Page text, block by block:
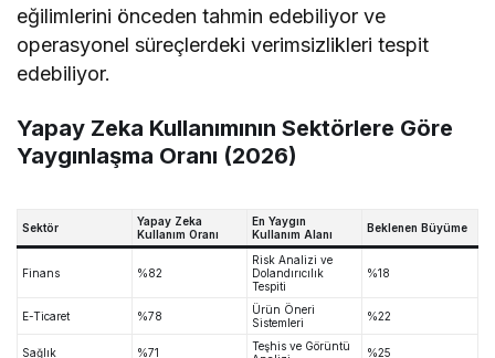
eğilimlerini önceden tahmin edebiliyor ve
operasyonel süreçlerdeki verimsizlikleri tespit
edebiliyor.
Yapay Zeka Kullanımının Sektörlere Göre
Yaygınlaşma Oranı (2026)
Sektör
Yapay Zeka
Kullanım Oranı
En Yaygın
Kullanım Alanı
Beklenen Büyüme
Finans %82
Risk Analizi ve
Dolandırıcılık
Tespiti
%18
E-Ticaret %78
Ürün Öneri
Sistemleri
%22
Sağlık %71
Teşhis ve Görüntü
%25